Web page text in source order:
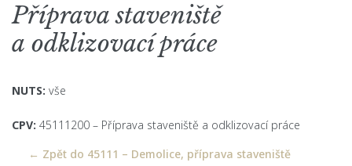
Příprava staveniště
a odklizovací práce
NUTS: vše
CPV: 45111200 – Příprava staveniště a odklizovací práce
← Zpět do 45111 – Demolice, příprava staveniště